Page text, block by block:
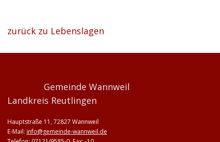
zurück zu Lebenslagen
Gemeinde Wannweil
Landkreis Reutlingen
Hauptstraße 11, 72827 Wannweil
E-Mail: info@gemeinde-wannweil.de